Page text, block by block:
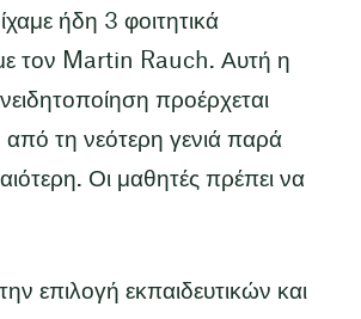
ήδη 3 φοιτητικά
τον Martin Rauch. Αυτή η
προέρχεται
από τη νεότερη γενιά παρά
Οι μαθητές πρέπει να
επιλογή εκπαιδευτικών και